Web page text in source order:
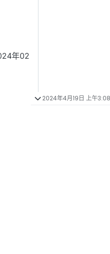
年02
2024年4月19日 上午3:08